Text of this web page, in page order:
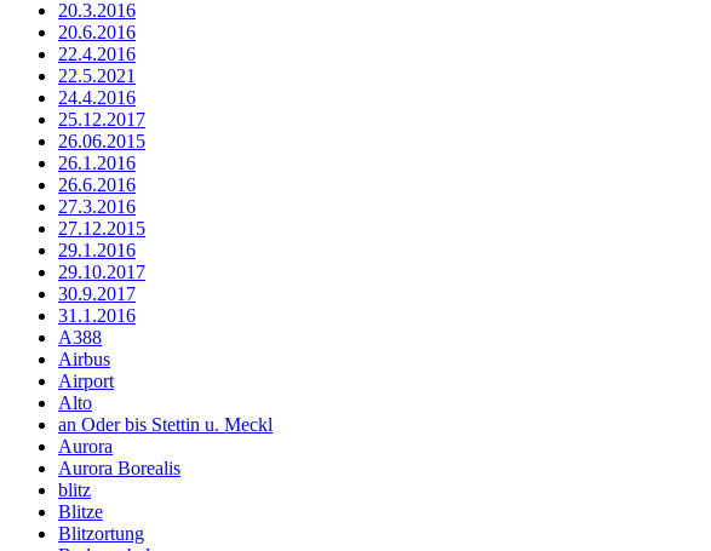
20.3.2016
20.6.2016
22.4.2016
22.5.2021
24.4.2016
25.12.2017
26.06.2015
26.1.2016
26.6.2016
27.3.2016
27.12.2015
29.1.2016
29.10.2017
30.9.2017
31.1.2016
A388
Airbus
Airport
Alto
an Oder bis Stettin u. Meckl
Aurora
Aurora Borealis
blitz
Blitze
Blitzortung